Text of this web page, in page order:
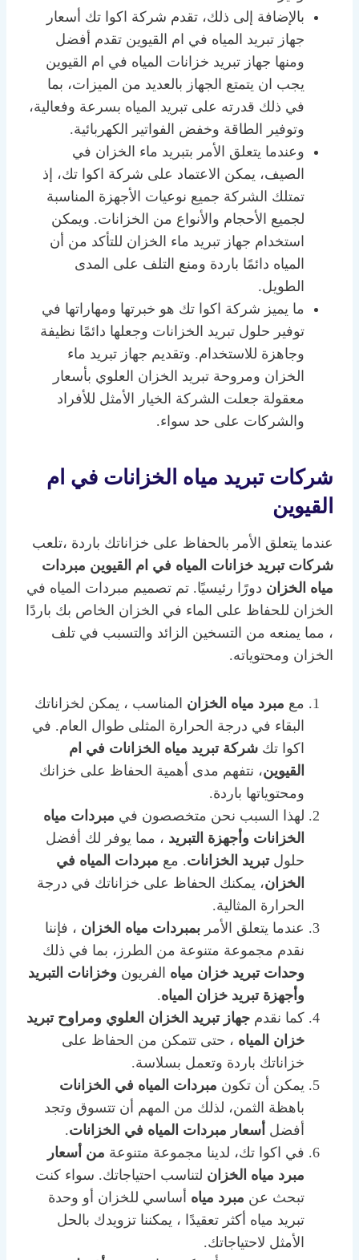
بالإضافة إلى ذلك، تقدم شركة اكوا تك أسعار
جهاز تبريد المياه في ام القيوين تقدم أفضل
ومنها جهاز تبريد خزانات المياه في ام القيوين
يجب ان يتمتع الجهاز بالعديد من الميزات، بما
في ذلك قدرته على تبريد المياه بسرعة وفعالية،
وتوفير الطاقة وخفض الفواتير الكهربائية.
وعندما يتعلق الأمر بتبريد ماء الخزان في
الصيف، يمكن الاعتماد على شركة اكوا تك، إذ
تمتلك الشركة جميع نوعيات الأجهزة المناسبة
لجميع الأحجام والأنواع من الخزانات. ويمكن
استخدام جهاز تبريد ماء الخزان للتأكد من أن
المياه دائمًا باردة ومنع التلف على المدى
الطويل.
ما يميز شركة اكوا تك هو خبرتها ومهاراتها في
توفير حلول تبريد الخزانات وجعلها دائمًا نظيفة
وجاهزة للاستخدام. وتقديم جهاز تبريد ماء
الخزان ومروحة تبريد الخزان العلوي بأسعار
معقولة جعلت الشركة الخيار الأمثل للأفراد
والشركات على حد سواء.
شركات تبريد مياه الخزانات في ام
القيوين
عندما يتعلق الأمر بالحفاظ على خزاناتك باردة ،تلعب
شركات تبريد خزانات المياه في ام القيوين مبردات
مياه الخزان دورًا رئيسيًا. تم تصميم مبردات المياه في
الخزان للحفاظ على الماء في الخزان الخاص بك باردًا
، مما يمنعه من التسخين الزائد والتسبب في تلف
الخزان ومحتوياته.
مع مبرد مياه الخزان المناسب ، يمكن لخزاناتك
البقاء في درجة الحرارة المثلى طوال العام. في
اكوا تك شركة تبريد مياه الخزانات في ام
القيوين، نتفهم مدى أهمية الحفاظ على خزانك
ومحتوياتها باردة.
لهذا السبب نحن متخصصون في مبردات مياه
الخزانات وأجهزة التبريد ، مما يوفر لك أفضل
حلولتبريد الخزانات. مع مبردات المياه في
الخزان، يمكنك الحفاظ على خزاناتك في درجة
الحرارة المثالية.
عندما يتعلق الأمر بمبردات مياه الخزان ، فإننا
نقدم مجموعة متنوعة من الطرز، بما في ذلك
وحدات تبريد خزان مياه الفريون وخزانات التبريد
وأجهزة تبريد خزان المياه.
كما نقدم جهاز تبريد الخزان العلوي ومراوح تبريد
خزان المياه ، حتى تتمكن من الحفاظ على
خزاناتك باردة وتعمل بسلاسة.
يمكن أن تكون مبردات المياه في الخزانات
باهظة الثمن، لذلك من المهم أن تتسوق وتجد
أفضل أسعار مبردات المياه في الخزانات.
في اكوا تك، لدينا مجموعة متنوعة من أسعار
مبرد مياه الخزان لتناسب احتياجاتك. سواء كنت
تبحث عن مبرد مياه أساسي للخزان أو وحدة
تبريد مياه أكثر تعقيدًا ، يمكننا تزويدك بالحل
الأمثل لاحتياجاتك.